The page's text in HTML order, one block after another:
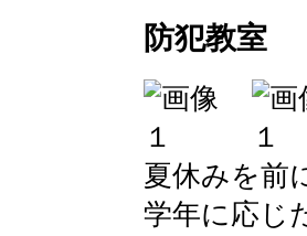
防犯教室
夏休みを前
学年に応じ